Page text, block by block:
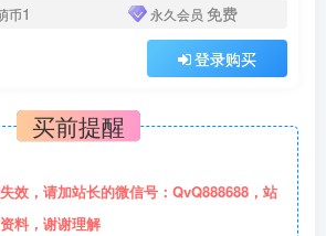
币1 永久会员 免费
登录购买
买前提醒
效，请加站长的微信号：QvQ888688，站
料，谢谢理解